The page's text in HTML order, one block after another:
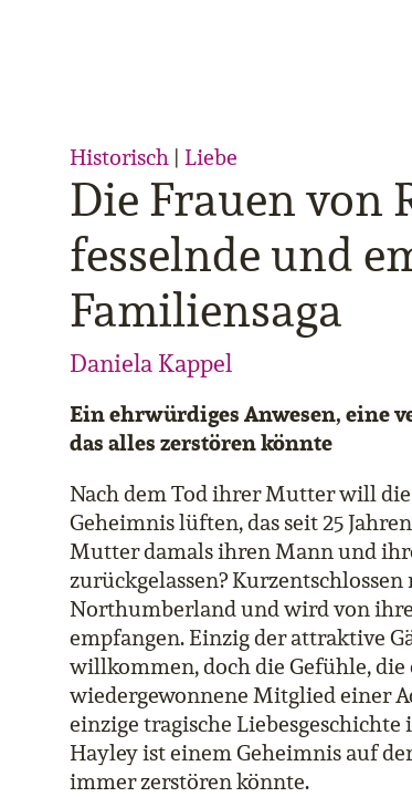
Die Frauen von
fesselnde und
Familiensaga
Daniela Kappel
Historisch | Liebe
Ein ehrwürdiges Anwesen, eine
das alles zerstören könnte
Nach dem Tod ihrer Mutter will
Geheimnis lüften, das seit 25
Mutter damals ihren Mann und
zurückgelassen?
Northumberland und wird von
empfangen. Einzig der attraktive
willkommen, doch die Gefühle,
wiedergewonnene Mitglied einer
einzige tragische Liebesgeschichte
Hayley ist einem Geheimnis auf
immer zerstören könnte.